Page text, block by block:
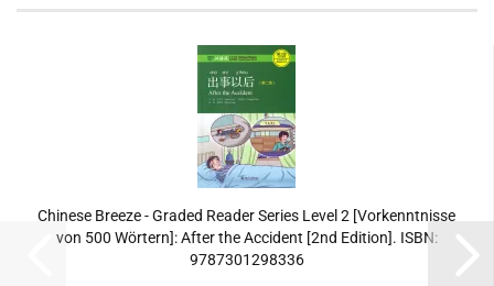
Chinese Breeze - Graded Reader Series Level 2 [Vorkenntnisse
von 500 Wörtern]: After the Accident [2nd Edition]. ISBN:
9787301298336